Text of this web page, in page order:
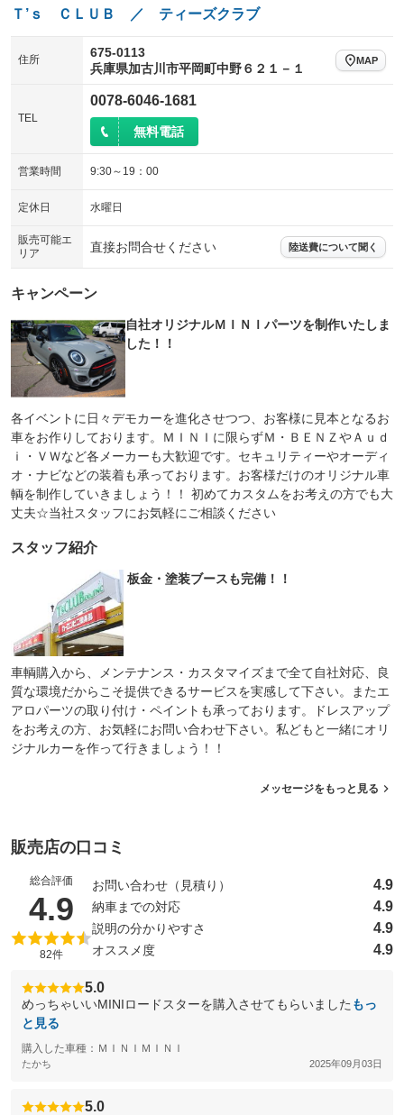
Ｔ’ｓ ＣＬＵＢ ／ ティーズクラブ
住所
675-0113
兵庫県加古川市平岡町中野６２１－１
MAP
TEL
0078-6046-1681
無料電話
営業時間 9:30～19：00
定休日 水曜日
販売可能エ
リア
直接お問合せください 陸送費について聞く
キャンペーン
自社オリジナルＭＩＮＩパーツを制作いたしま
した！！
各イベントに日々デモカーを進化させつつ、お客様に見本となるお
車をお作りしております。ＭＩＮＩに限らずＭ・ＢＥＮＺやＡｕｄ
ｉ・ＶＷなど各メーカーも大歓迎です。セキュリティーやオーディ
オ・ナビなどの装着も承っております。お客様だけのオリジナル車
輌を制作していきましょう！！ 初めてカスタムをお考えの方でも大
丈夫☆当社スタッフにお気軽にご相談ください
スタッフ紹介
板金・塗装ブースも完備！！
車輌購入から、メンテナンス・カスタマイズまで全て自社対応、良
質な環境だからこそ提供できるサービスを実感して下さい。またエ
アロパーツの取り付け・ペイントも承っております。ドレスアップ
をお考えの方、お気軽にお問い合わせ下さい。私どもと一緒にオリ
ジナルカーを作って行きましょう！！
メッセージをもっと見る
販売店の口コミ
総合評価
4.9 （5点満点中）
82件
お問い合わせ（見積り） 4.9
納車までの対応 4.9
説明の分かりやすさ 4.9
オススメ度 4.9
5.0
めっちゃいいMINIロードスターを購入させてもらいました もっ
と見る
購入した車種：ＭＩＮＩＭＩＮＩ
たかち 2025年09月03日
5.0